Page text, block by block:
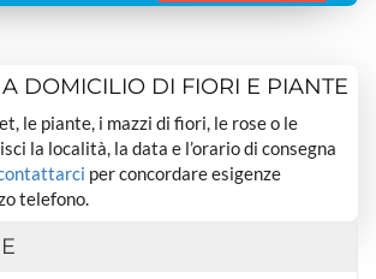
DOMICILIO DI FIORI E PIANTE
le piante, i mazzi di fiori, le rose o le
la località, la data e l’orario di consegna
per concordare esigenze
telefono.